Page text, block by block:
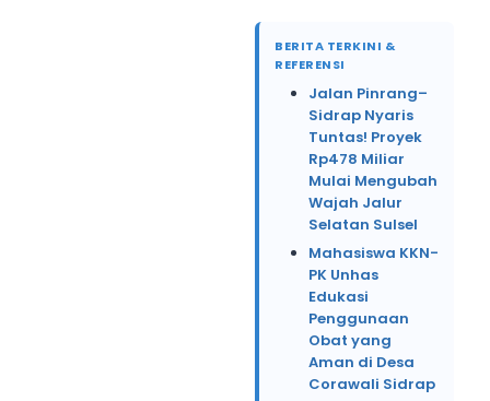
BERITA TERKINI &
REFERENSI
Jalan Pinrang–
Sidrap Nyaris
Tuntas! Proyek
Rp478 Miliar
Mulai Mengubah
Wajah Jalur
Selatan Sulsel
Mahasiswa KKN-
PK Unhas
Edukasi
Penggunaan
Obat yang
Aman di Desa
Corawali Sidrap